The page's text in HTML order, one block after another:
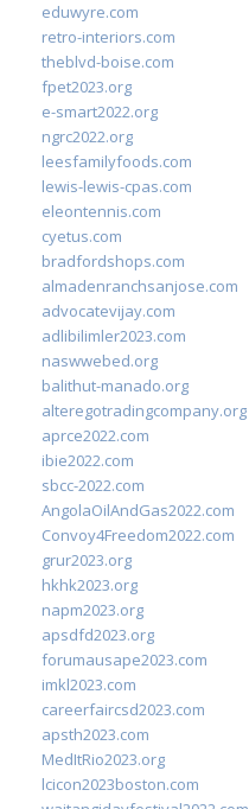
eduwyre.com
retro-interiors.com
theblvd-boise.com
fpet2023.org
e-smart2022.org
ngrc2022.org
leesfamilyfoods.com
lewis-lewis-cpas.com
eleontennis.com
cyetus.com
bradfordshops.com
almadenranchsanjose.com
advocatevijay.com
adlibilimler2023.com
naswwebed.org
balithut-manado.org
alteregotradingcompany.org
aprce2022.com
ibie2022.com
sbcc-2022.com
AngolaOilAndGas2022.com
Convoy4Freedom2022.com
grur2023.org
hkhk2023.org
napm2023.org
apsdfd2023.org
forumausape2023.com
imkl2023.com
careerfaircsd2023.com
apsth2023.com
MedItRio2023.org
lcicon2023boston.com